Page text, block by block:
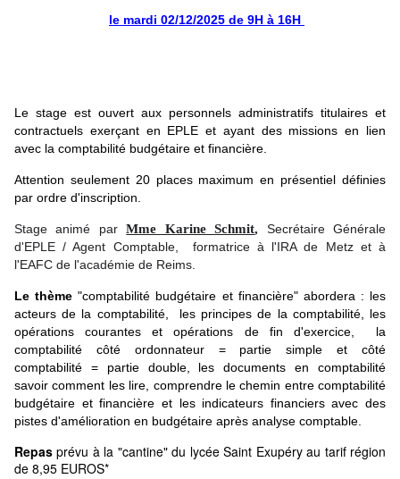
le mardi 02/12/2025 de 9H à 16H
Le stage est ouvert aux personnels administratifs titulaires et
contractuels exerçant en EPLE et ayant des missions en lien
avec la comptabilité budgétaire et financière.
Attention seulement 20 places maximum en présentiel définies
par ordre d'inscription.
Stage animé par Mme Karine Schmit, Secrétaire Générale
d'EPLE / Agent Comptable, formatrice à l'IRA de Metz et à
l'EAFC de l'académie de Reims.
Le thème "comptabilité budgétaire et financière" abordera : les
acteurs de la comptabilité, les principes de la comptabilité, les
opérations courantes et opérations de fin d'exercice, la
comptabilité côté ordonnateur = partie simple et côté
comptabilité = partie double, les documents en comptabilité
savoir comment les lire, comprendre le chemin entre comptabilité
budgétaire et financière et les indicateurs financiers avec des
pistes d'amélioration en budgétaire après analyse comptable.
Repasprévu à la "cantine" du lycée Saint Exupéry au tarif région
de 8,95 EUROS*